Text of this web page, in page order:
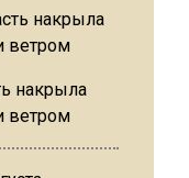
накрыла
ветром